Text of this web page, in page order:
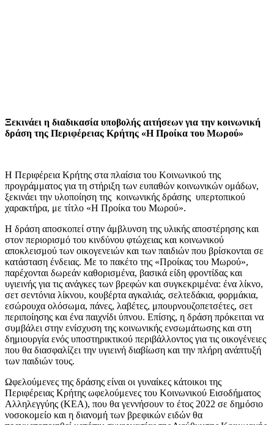
Ξεκινάει η διαδικασία υποβολής αιτήσεων για την κοινωνική
δράση της Περιφέρειας Κρήτης «Η Προίκα του Μωρού»
Η Περιφέρεια Κρήτης στα πλαίσια του Κοινωνικού της
προγράμματος για τη στήριξη των ευπαθών κοινωνικών ομάδων,
ξεκινάει την υλοποίηση της κοινωνικής δράσης υπερτοπικού
χαρακτήρα, με τίτλο «Η Προίκα του Μωρού».
Η δράση αποσκοπεί στην άμβλυνση της υλικής αποστέρησης και
στον περιορισμό του κινδύνου φτώχειας και κοινωνικού
αποκλεισμού των οικογενειών και των παιδιών που βρίσκονται σε
κατάσταση ένδειας. Με το πακέτο της «Προίκας του Μωρού»,
παρέχονται δωρεάν καθορισμένα, βασικά είδη φροντίδας και
υγιεινής για τις ανάγκες των βρεφών και συγκεκριμένα: ένα λίκνο,
σετ σεντόνια λίκνου, κουβέρτα αγκαλιάς, σελτεδάκια, φορμάκια,
εσώρουχα ολόσωμα, πάνες, λαβέτες, μπουρνουζοπετσέτες, σετ
περιποίησης και ένα παιχνίδι ύπνου. Επίσης, η δράση πρόκειται να
συμβάλει στην ενίσχυση της κοινωνικής ενσωμάτωσης και στη
δημιουργία ενός υποστηρικτικού περιβάλλοντος για τις οικογένειες
που θα διασφαλίζει την υγιεινή διαβίωση και την πλήρη ανάπτυξή
των παιδιών τους.
Ωφελούμενες της δράσης είναι οι γυναίκες κάτοικοι της
Περιφέρειας Κρήτης ωφελούμενες του Κοινωνικού Εισοδήματος
Αλληλεγγύης (ΚΕΑ), που θα γεννήσουν το έτος 2022 σε δημόσιο
νοσοκομείο και η διανομή των βρεφικών ειδών θα